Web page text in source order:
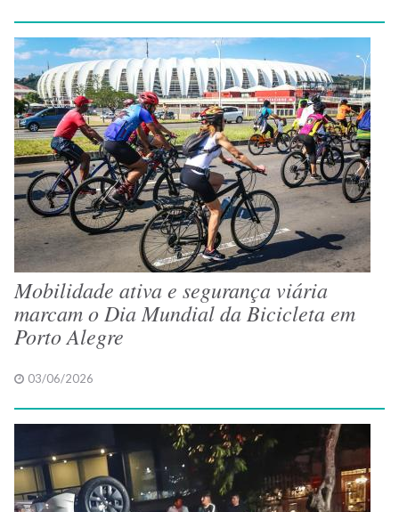
Mobilidade ativa e segurança viária
marcam o Dia Mundial da Bicicleta em
Porto Alegre
03/06/2026